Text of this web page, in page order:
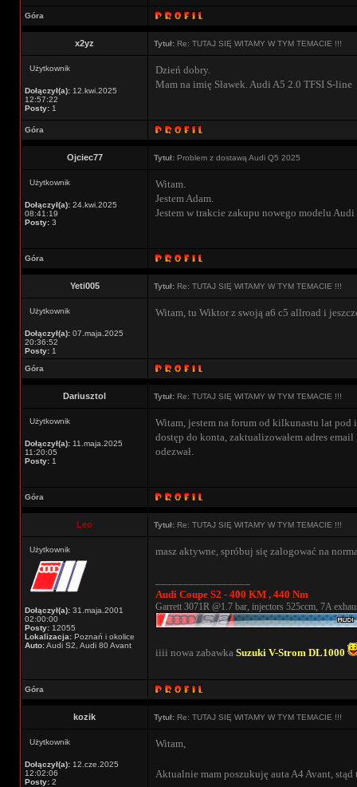
Góra
x2yz Tytuł: Re: TUTAJ SIĘ WITAMY W TYM TEMACIE !!!
Użytkownik
Dołączył(a): 12.kwi.2025
12:57:22
Posty: 1
Dzień dobry.
Mam na imię Sławek. Audi A5 2.0 TFSI S-line
Góra
Ojciec77 Tytuł: Problem z dostawą Audi Q5 2025
Użytkownik
Dołączył(a): 24.kwi.2025
08:41:19
Posty: 3
Witam.
Jestem Adam.
Jestem w trakcie zakupu nowego modelu Audi
Góra
Yeti005 Tytuł: Re: TUTAJ SIĘ WITAMY W TYM TEMACIE !!!
Użytkownik
Dołączył(a): 07.maja.2025
20:36:52
Posty: 1
Witam, tu Wiktor z swoją a6 c5 allroad i
Góra
Dariusztol Tytuł: Re: TUTAJ SIĘ WITAMY W TYM TEMACIE !!!
Użytkownik
Dołączył(a): 11.maja.2025
11:20:05
Posty: 1
Witam, jestem na forum od kilkunastu lat pod
dostęp do konta, zaktualizowałem adres
odezwał.
Góra
Leo Tytuł: Re: TUTAJ SIĘ WITAMY W TYM TEMACIE !!!
Użytkownik
Dołączył(a): 31.maja.2001
02:00:00
Posty: 12055
Lokalizacja: Poznań i okolice
Auto:Audi S2, Audi 80 Avant
masz aktywne, spróbuj się zalogować na
Audi Coupe S2 - 400 KM , 440 Nm
Garrett 3071R @1.7 bar, injectors 525ccm, 7A
iiii nowa zabawka Suzuki V-Strom DL1000
Góra
kozik Tytuł: Re: TUTAJ SIĘ WITAMY W TYM TEMACIE !!!
Użytkownik
Dołączył(a): 12.cze.2025
12:02:06
Posty: 2
Witam,
Aktualnie mam poszukuję auta A4 Avant,